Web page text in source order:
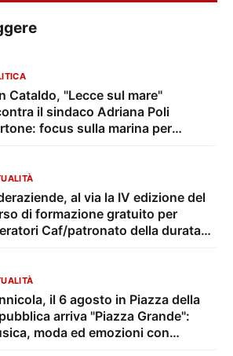
Cataldo, "Lecce sul mare"
il sindaco Adriana Poli
focus sulla marina per
al via la IV edizione del
di formazione gratuito per
Caf/patronato della durata
il 6 agosto in Piazza della
arriva "Piazza Grande":
moda ed emozioni con